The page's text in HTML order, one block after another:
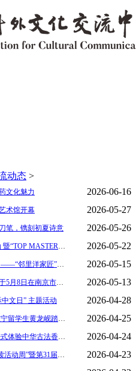
动态 >
文化魅力 2026-06-16
术馆开幕 2026-05-27
笔，镌刻初夏诗意 2026-05-26
˙ 第四届“我爱宁520”国际文化主题日活动 暨“TOP MASTER”国际留学生人才智库启动仪式 在宁举行 2026-05-22
˙ 访企研学传递温情，代际共学传承文脉 ——“邻里洋家匠”跨文化代际公益实践活动成功举办 2026-05-15
˙ 《枕水听墨——金陵古桥书画作品展》于5月8日在南京市对外文化交流中心艺术馆启幕 2026-05-13
文日” 主题活动 2026-04-28
˙ 乡野寻趣揽春色 研学漫游品乡风——在宁留学生黄龙岘踏春之旅 2026-04-25
˙ 香韵传文脉 中外共风雅——留学生沉浸式体验中华古法香牌手作文化 2026-04-24
˙ 衣韵诗香·五洲同吟——江苏省“全民阅读活动周”暨第31届南京读书月 2026-04-23